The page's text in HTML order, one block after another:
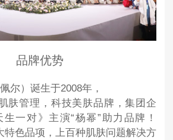
品牌优势
尔）诞生于2008年，
肤管理，科技美肤品牌，集团企
一对》主演“杨幂”助力品牌！
特色品项，上百种肌肤问题解决方